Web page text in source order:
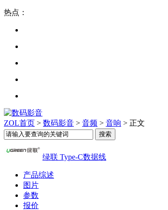
热点：
ZOL首页 > 数码影音 > 音频 > 音响 > 正文
绿联 Type-C数据线
产品综述
图片
参数
报价